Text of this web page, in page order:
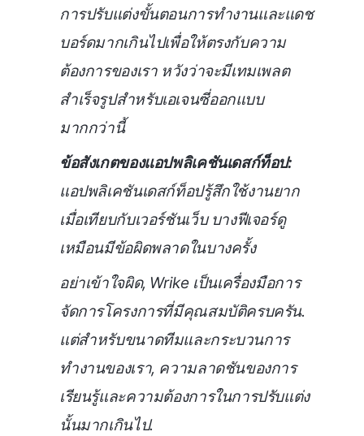
การปรับแต่งขั้นตอนการทำงานและแดช
บอร์ดมากเกินไปเพื่อให้ตรงกับความ
ต้องการของเรา หวังว่าจะมีเทมเพลต
สำเร็จรูปสำหรับเอเจนซี่ออกแบบ
มากกว่านี้
ข้อสังเกตของแอปพลิเคชันเดสก์ท็อป:
แอปพลิเคชันเดสก์ท็อปรู้สึกใช้งานยาก
เมื่อเทียบกับเวอร์ชันเว็บ บางฟีเจอร์ดู
เหมือนมีข้อผิดพลาดในบางครั้ง
อย่าเข้าใจผิด, Wrike เป็นเครื่องมือการ
จัดการโครงการที่มีคุณสมบัติครบครัน.
แต่สำหรับขนาดทีมและกระบวนการ
ทำงานของเรา, ความลาดชันของการ
เรียนรู้และความต้องการในการปรับแต่ง
นั้นมากเกินไป.